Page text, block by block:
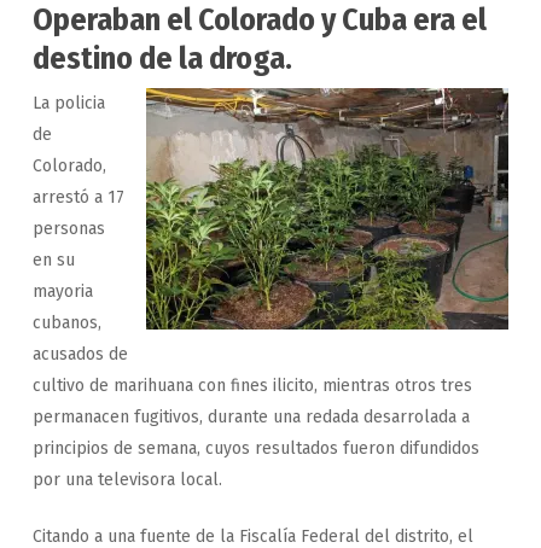
Operaban el Colorado y Cuba era el
destino de la droga.
La policia
de
Colorado,
arrestó a 17
personas
en su
mayoria
cubanos,
acusados de
cultivo de marihuana con fines ilicito, mientras otros tres
permanacen fugitivos, durante una redada desarrolada a
principios de semana, cuyos resultados fueron difundidos
por una televisora local.
Citando a una fuente de la Fiscalía Federal del distrito, el